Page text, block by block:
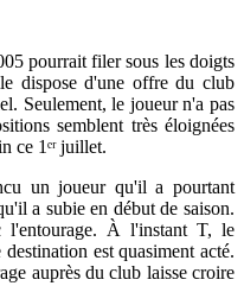
pourrait filer sous les doigts
dispose d'une offre du club
Seulement, le joueur n'a pas
semblent très éloignées
ce 1ᵉʳ juillet.
un joueur qu'il a pourtant
a subie en début de saison.
l'entourage. À l'instant T, le
est quasiment acté.
auprès du club laisse croire